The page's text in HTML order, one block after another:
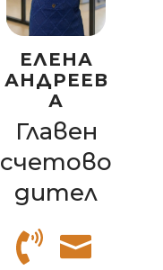
ЕЛЕНА
АНДРЕЕВ
А
Главен
счетово
дител